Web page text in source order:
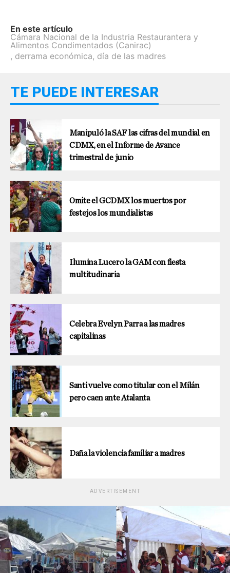
En este artículo
Cámara Nacional de la Industria Restaurantera y
Alimentos Condimentados (Canirac)
, derrama económica, día de las madres
TE PUEDE INTERESAR
Manipuló la SAF las cifras del mundial en
CDMX, en el Informe de Avance
trimestral de junio
Omite el GCDMX los muertos por
festejos los mundialistas
Ilumina Lucero la GAM con fiesta
multitudinaria
Celebra Evelyn Parra a las madres
capitalinas
Santi vuelve como titular con el Milán
pero caen ante Atalanta
Daña la violencia familiar a madres
ADVERTISEMENT